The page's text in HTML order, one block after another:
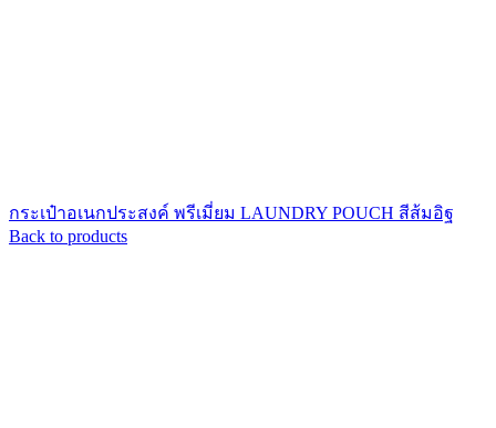
กระเป๋าอเนกประสงค์ พรีเมี่ยม LAUNDRY POUCH สีส้มอิฐ
Back to products